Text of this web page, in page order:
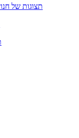
תצוגות של